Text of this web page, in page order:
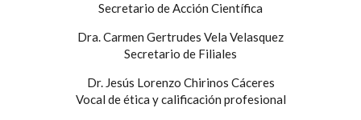
Secretario de Acción Científica
Dra. Carmen Gertrudes Vela Velasquez
Secretario de Filiales
Dr. Jesús Lorenzo Chirinos Cáceres
Vocal de ética y calificación profesional